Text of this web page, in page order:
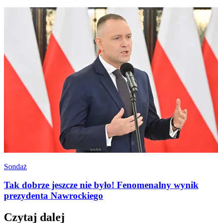
Sondaż
Tak dobrze jeszcze nie było! Fenomenalny wynik
prezydenta Nawrockiego
Czytaj dalej